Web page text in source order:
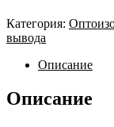
Категория:
вывода
Описание
Описание